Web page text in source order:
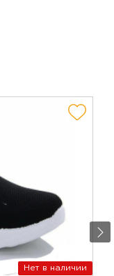
Нет в наличии